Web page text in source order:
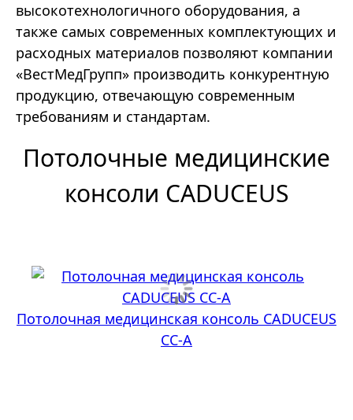
высокотехнологичного оборудования, а
также самых современных комплектующих и
расходных материалов позволяют компании
«ВестМедГрупп» производить конкурентную
продукцию, отвечающую современным
требованиям и стандартам.
Потолочные медицинские
консоли CADUCEUS
Потолочная медицинская консоль CADUCEUS
CC-A